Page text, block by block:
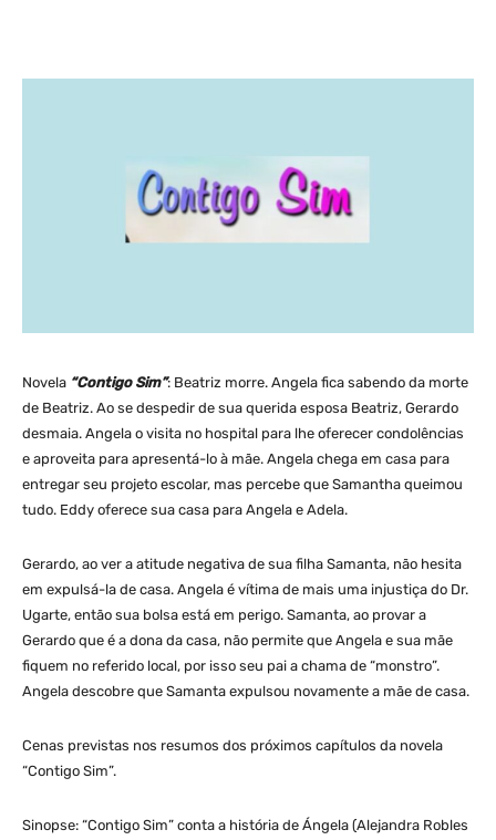
Novela “Contigo Sim”: Beatriz morre. Angela fica sabendo da morte
de Beatriz. Ao se despedir de sua querida esposa Beatriz, Gerardo
desmaia. Angela o visita no hospital para lhe oferecer condolências
e aproveita para apresentá-lo à mãe. Angela chega em casa para
entregar seu projeto escolar, mas percebe que Samantha queimou
tudo. Eddy oferece sua casa para Angela e Adela.
Gerardo, ao ver a atitude negativa de sua filha Samanta, não hesita
em expulsá-la de casa. Angela é vítima de mais uma injustiça do Dr.
Ugarte, então sua bolsa está em perigo. Samanta, ao provar a
Gerardo que é a dona da casa, não permite que Angela e sua mãe
fiquem no referido local, por isso seu pai a chama de “monstro”.
Angela descobre que Samanta expulsou novamente a mãe de casa.
Cenas previstas nos resumos dos próximos capítulos da novela
“Contigo Sim”.
Sinopse: “Contigo Sim” conta a história de Ángela (Alejandra Robles